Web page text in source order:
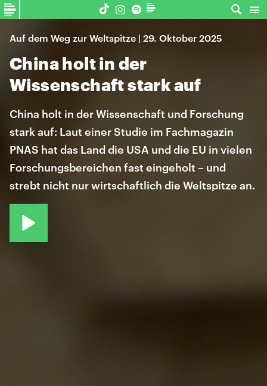
Auf dem Weg zur Weltspitze | 29. Oktober 2025
China holt in der
Wissenschaft stark auf
China holt in der Wissenschaft und Forschung
stark auf: Laut einer Studie im Fachmagazin
PNAS hat das Land die USA und die EU in vielen
Forschungsbereichen fast eingeholt – und
strebt nicht nur wirtschaftlich die Weltspitze an.